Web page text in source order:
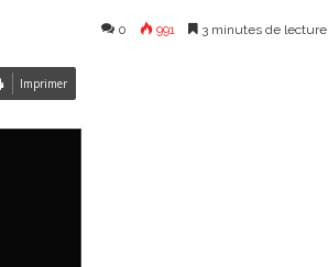
0 991 3 minutes de lecture
Imprimer